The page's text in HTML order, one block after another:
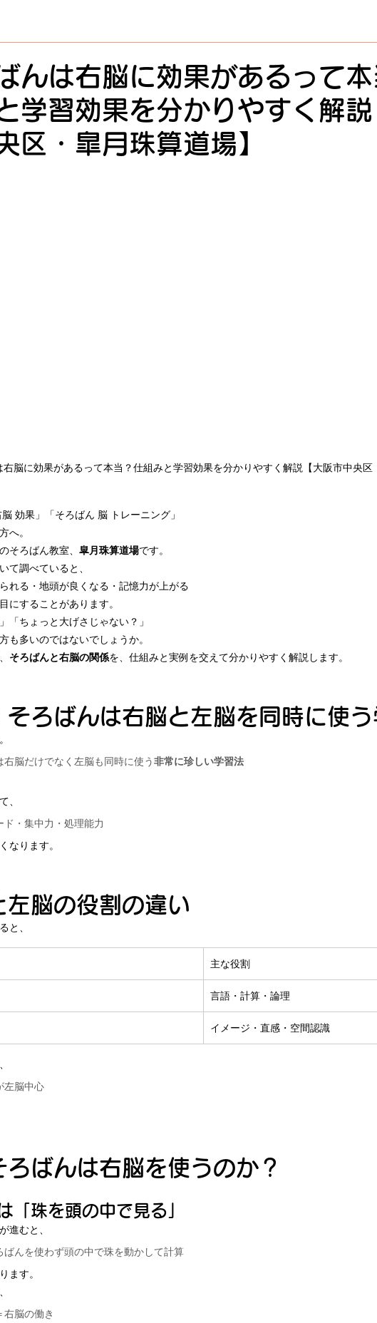
んは右脳に効果があるって
学習効果を分かりやすく解
区・皐月珠算道場】
右脳に効果があるって本当？仕組みと学習効果を分かりやすく解説【大阪市中央区
脳 効果」「そろばん 脳 トレーニング」
へ。
そろばん教室、 皐月珠算道場です。
て調べていると、
れる・地頭が良くなる・記憶力が上がる
にすることがあります。
「ちょっと大げさじゃない？」
も多いのではないでしょうか。
そろばんと右脳の関係を、仕組みと実例を交えて分かりやすく解説します。
そろばんは右脳と左脳を同時に使
右脳だけでなく左脳も同時に使う非常に珍しい学習法
、
ド・集中力・処理能力
なります。
左脳の役割の違い
と、
主な役割
言語・計算・論理
イメージ・直感・空間認識
左脳中心
ろばんは右脳を使うのか？
「珠を頭の中で見る」
進むと、
ばんを使わず頭の中で珠を動かして計算
ます。
右脳の働き